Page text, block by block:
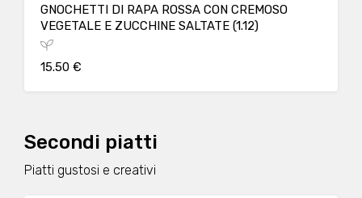
GNOCHETTI DI RAPA ROSSA CON CREMOSO
VEGETALE E ZUCCHINE SALTATE (1.12)
15.50 €
Secondi piatti
Piatti gustosi e creativi